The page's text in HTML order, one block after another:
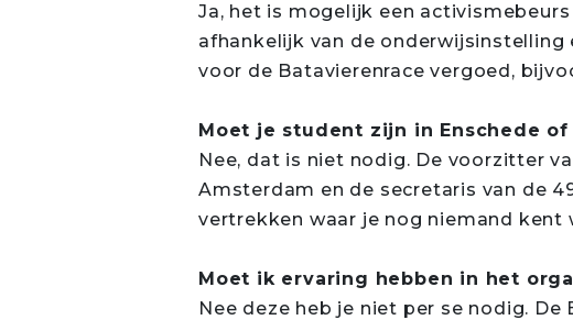
Ja, het is mogelijk een
afhankelijk van de
voor de Batavierenrace vergoed,
Moet je student zijn in Enschede of
Nee, dat is niet nodig. De voorzitter
Amsterdam en de secretaris van de
vertrekken waar je nog niemand kent
Moet ik ervaring hebben in het
Nee deze heb je niet per se nodig.